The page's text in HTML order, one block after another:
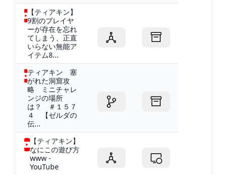
【ティアキン】
9割のプレイヤ
ーが存在を忘れ
てしまう、正直
いらない無能ア
イテム8...
ティアキン 塞
がれた洞窟攻
略 ミニチャレ
ンジの場所
は？ ＃１５７
４ 【ゼルダの
伝...
【ティアキン】
なにこの遊び方
www -
YouTube